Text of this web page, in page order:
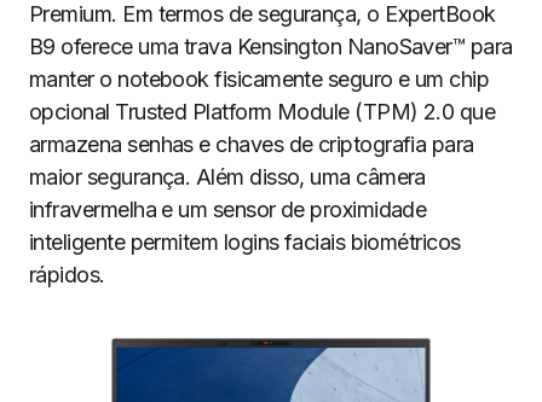
Premium. Em termos de segurança, o ExpertBook
B9 oferece uma trava Kensington NanoSaver™ para
manter o notebook fisicamente seguro e um chip
opcional Trusted Platform Module (TPM) 2.0 que
armazena senhas e chaves de criptografia para
maior segurança. Além disso, uma câmera
infravermelha e um sensor de proximidade
inteligente permitem logins faciais biométricos
rápidos.